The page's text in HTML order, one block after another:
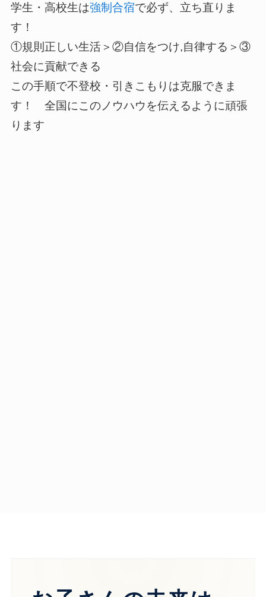
学生・高校生は強制合宿で必ず、立ち直りま
す！
①規則正しい生活＞②自信をつけ,自律する＞③
社会に貢献できる
この手順で不登校・引きこもりは克服できま
す！ 全国にこのノウハウを伝えるように頑張
ります